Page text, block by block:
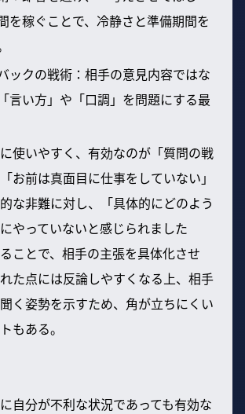
を稼ぐことで、冷静さと準備期間を
ックの戦術：相手の意見内容ではな
言い方」や「口調」を問題にする最
使いやすく、有効なのが「質問の戦
お前は真面目に仕事をしていない」
な非難に対し、「具体的にどのよう
やっていないと感じられました
ことで、相手の主張を具体化させ
た点には反論しやすくなる上、相手
く姿勢を示すため、角が立ちにくい
もある。
自分が不利な状況であっても有効な